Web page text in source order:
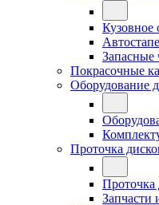
Кузовное
Запасные
Покрасочные
Оборудование
Проточка
Проточка
Запчасти